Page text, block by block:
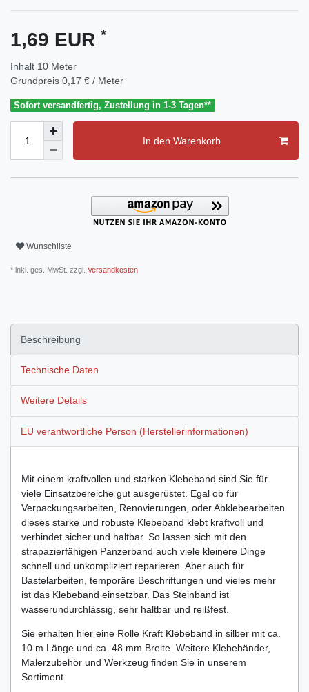
1,69 EUR *
Inhalt 10 Meter
Grundpreis 0,17 € / Meter
Sofort versandfertig, Zustellung in 1-3 Tagen**
In den Warenkorb
Wunschliste
* inkl. ges. MwSt. zzgl. Versandkosten
Beschreibung
Technische Daten
Weitere Details
EU verantwortliche Person (Herstellerinformationen)
Mit einem kraftvollen und starken Klebeband sind Sie für
viele Einsatzbereiche gut ausgerüstet. Egal ob für
Verpackungsarbeiten, Renovierungen, oder Abklebearbeiten
dieses starke und robuste Klebeband klebt kraftvoll und
verbindet sicher und haltbar. So lassen sich mit den
strapazierfähigen Panzerband auch viele kleinere Dinge
schnell und unkompliziert reparieren. Aber auch für
Bastelarbeiten, temporäre Beschriftungen und vieles mehr
ist das Klebeband einsetzbar. Das Steinband ist
wasserundurchlässig, sehr haltbar und reißfest.
Sie erhalten hier eine Rolle Kraft Klebeband in silber mit ca.
10 m Länge und ca. 48 mm Breite. Weitere Klebebänder,
Malerzubehör und Werkzeug finden Sie in unserem
Sortiment.